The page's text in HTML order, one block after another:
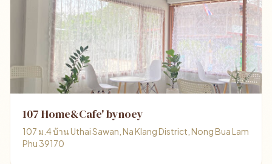
107 Home&Cafe' bynoey
107 ม.4 บ้าน Uthai Sawan, Na Klang District, Nong Bua Lam
Phu 39170